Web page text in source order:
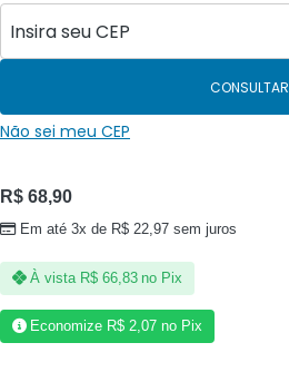
CONSULTAR
Não sei meu CEP
R$ 68,90
Em até 3x de R$ 22,97 sem juros
À vista R$66,83 no Pix
Economize R$ 2,07 no Pix